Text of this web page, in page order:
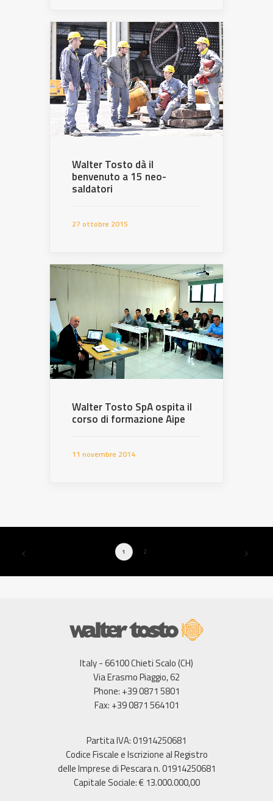
Walter Tosto dà il
benvenuto a 15 neo-
saldatori
27 ottobre 2015
Walter Tosto SpA ospita il
corso di formazione Aipe
11 novembre 2014
1 2
Italy - 66100 Chieti Scalo (CH)
Via Erasmo Piaggio, 62
Phone: +39 0871 5801
Fax: +39 0871 564101
Partita IVA: 01914250681
Codice Fiscale e Iscrizione al Registro
delle Imprese di Pescara n. 01914250681
Capitale Sociale: € 13.000.000,00